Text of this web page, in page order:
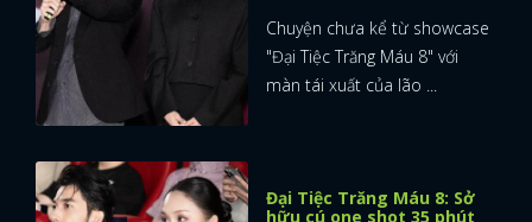
Chuyện chưa kể từ showcase
"Đại Tiệc Trăng Máu 8" với
màn tái xuất của lão ...
Đại Tiệc Trăng Máu 8: Sở
hữu cú one shot 35 phút